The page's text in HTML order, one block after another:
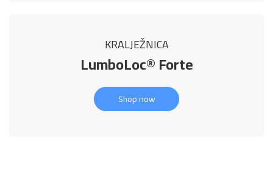
KRALJEŽNICA
LumboLoc® Forte
Shop now